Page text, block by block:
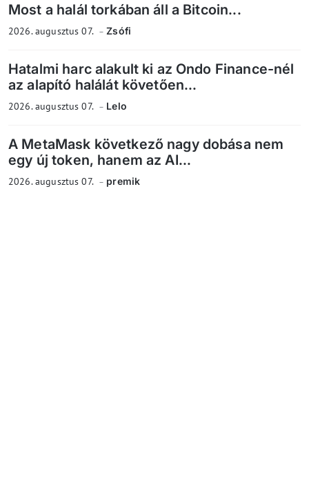
Most a halál torkában áll a Bitcoin...
2026. augusztus 07. Zsófi
Hatalmi harc alakult ki az Ondo Finance-nél
az alapító halálát követően...
2026. augusztus 07. Lelo
A MetaMask következő nagy dobása nem
egy új token, hanem az AI...
2026. augusztus 07. premik